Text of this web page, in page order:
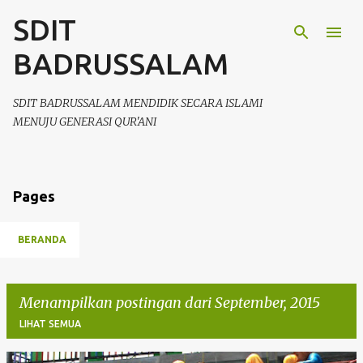
SDIT
BADRUSSALAM
SDIT BADRUSSALAM MENDIDIK SECARA ISLAMI
MENUJU GENERASI QUR'ANI
Pages
BERANDA
Menampilkan postingan dari September, 2015
LIHAT SEMUA